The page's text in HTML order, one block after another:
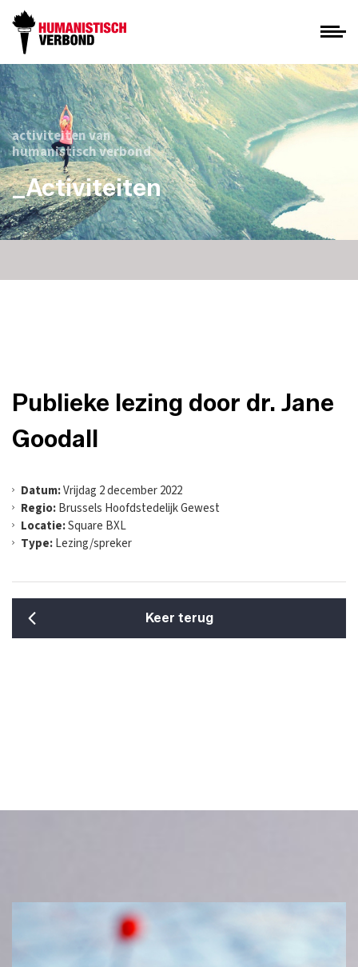
activiteiten van
humanistisch verbond
_Activiteiten
Publieke lezing door dr. Jane
Goodall
Datum:Vrijdag 2 december 2022
Regio:Brussels Hoofdstedelijk Gewest
Locatie:Square BXL
Type:Lezing/spreker
Keer terug